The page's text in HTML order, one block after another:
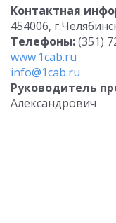
Контактная
454006,
Телефоны:(351)
www.1cab.ru
info@1cab.ru
Руководитель
Александрович